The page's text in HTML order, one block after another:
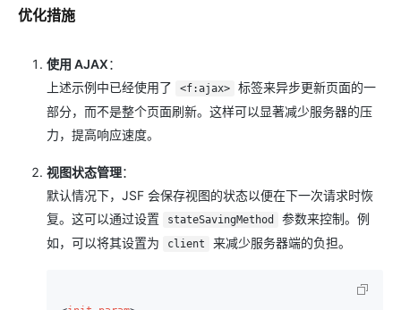
优化措施
使用 AJAX：
上述示例中已经使用了
<f:ajax>
标签来异步更新页面的一
部分，而不是整个页面刷新。这样可以显著减少服务器的压
力，提高响应速度。
视图状态管理：
默认情况下，JSF 会保存视图的状态以便在下一次请求时恢
复。这可以通过设置
stateSavingMethod
参数来控制。例
如，可以将其设置为
client 来减少服务器端的负担。